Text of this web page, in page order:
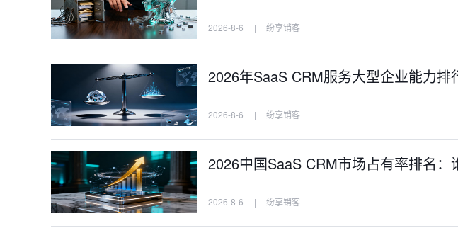
2026-8-6 | 纷享销客
2026年SaaS CRM服务大型企业能力
2026-8-6 | 纷享销客
2026中国SaaS CRM市场占有率排名：
2026-8-6 | 纷享销客